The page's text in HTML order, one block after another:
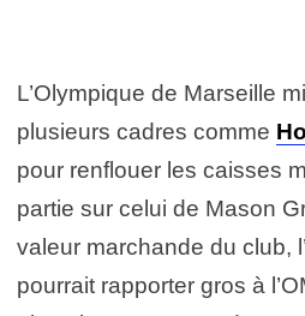
L’Olympique de Marseille
plusieurs cadres comme
pour renflouer les caisses
partie sur celui de Mason
valeur marchande du club,
pourrait rapporter gros à